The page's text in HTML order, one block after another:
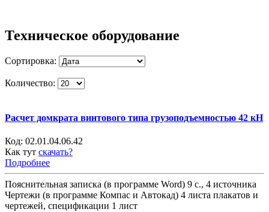
Техническое оборудование
Сортировка:
Количество:
Расчет домкрата винтового типа грузоподъемностью 42 кН
Код: 02.01.04.06.42
Как тут скачать?
Подробнее
Пояснительная записка (в программе Word) 9 с., 4 источника
Чертежи (в программе Компас и Автокад) 4 листа плакатов и
чертежей, спецификации 1 лист